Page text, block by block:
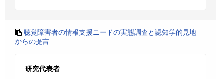
聴覚障害者の情報支援ニードの実態調査と認知学的見地
からの提言
研究代表者